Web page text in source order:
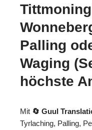
Palling
Waging
höchste
Mit 🔄 Guul
Tyrlaching, Palling,